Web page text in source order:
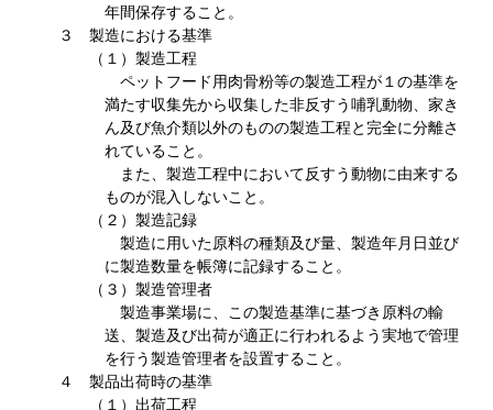
年間保存すること。
３ 製造における基準
（１）製造工程
ペットフード用肉骨粉等の製造工程が１の基準を
満たす収集先から収集した非反すう哺乳動物、家き
ん及び魚介類以外のものの製造工程と完全に分離さ
れていること。
また、製造工程中において反すう動物に由来する
ものが混入しないこと。
（２）製造記録
製造に用いた原料の種類及び量、製造年月日並び
に製造数量を帳簿に記録すること。
（３）製造管理者
製造事業場に、この製造基準に基づき原料の輸
送、製造及び出荷が適正に行われるよう実地で管理
を行う製造管理者を設置すること。
４ 製品出荷時の基準
（１）出荷工程